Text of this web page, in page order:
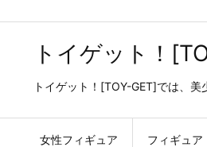
トイゲット！
トイゲット！[TOY-GET]では、
女性フィギュア フィギュア